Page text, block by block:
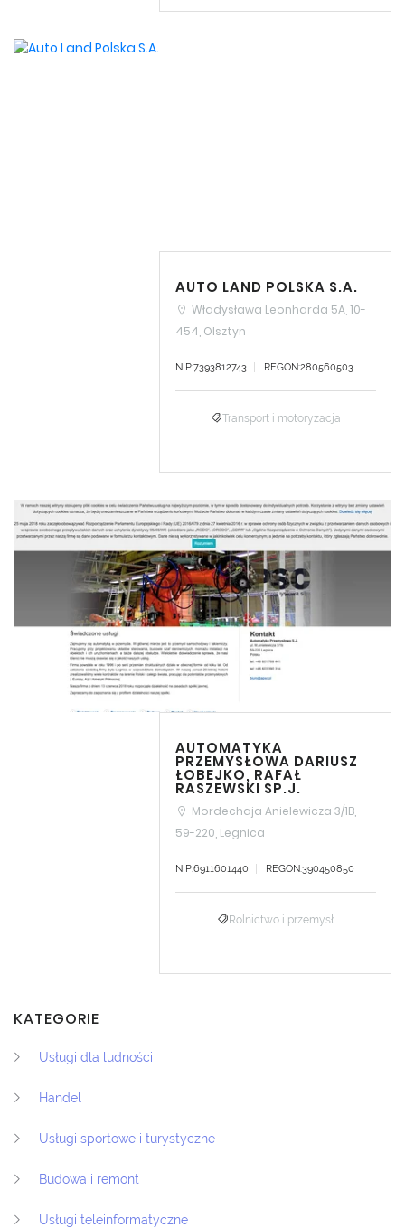
AUTO LAND POLSKA S.A.
Władysława Leonharda 5A, 10-
454, Olsztyn
NIP:7393812743 REGON:280560503
Transport i motoryzacja
AUTOMATYKA
PRZEMYSŁOWA DARIUSZ
ŁOBEJKO, RAFAŁ
RASZEWSKI SP.J.
Mordechaja Anielewicza 3/1B,
59-220, Legnica
NIP:6911601440 REGON:390450850
Rolnictwo i przemysł
KATEGORIE
Usługi dla ludności
Handel
Usługi sportowe i turystyczne
Budowa i remont
Usługi teleinformatyczne